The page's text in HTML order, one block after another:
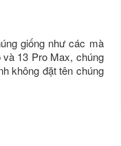
giống như các mà
13 Pro Max, chúng
không đặt tên chúng